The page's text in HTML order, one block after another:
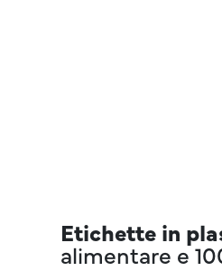
Etichette in
alimentare e